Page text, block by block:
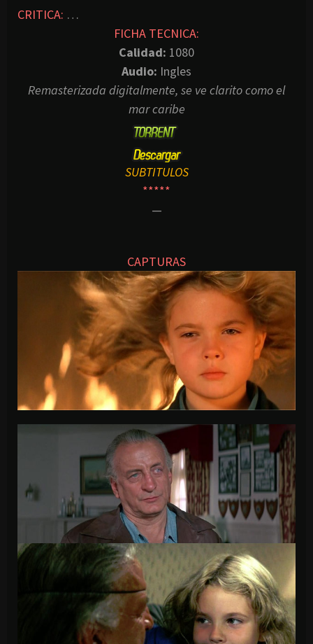
CRITICA: …
FICHA TECNICA:
Calidad: 1080
Audio: Ingles
Remasterizada digitalmente, se ve clarito como el
mar caribe
SUBTITULOS
*****
—
CAPTURAS